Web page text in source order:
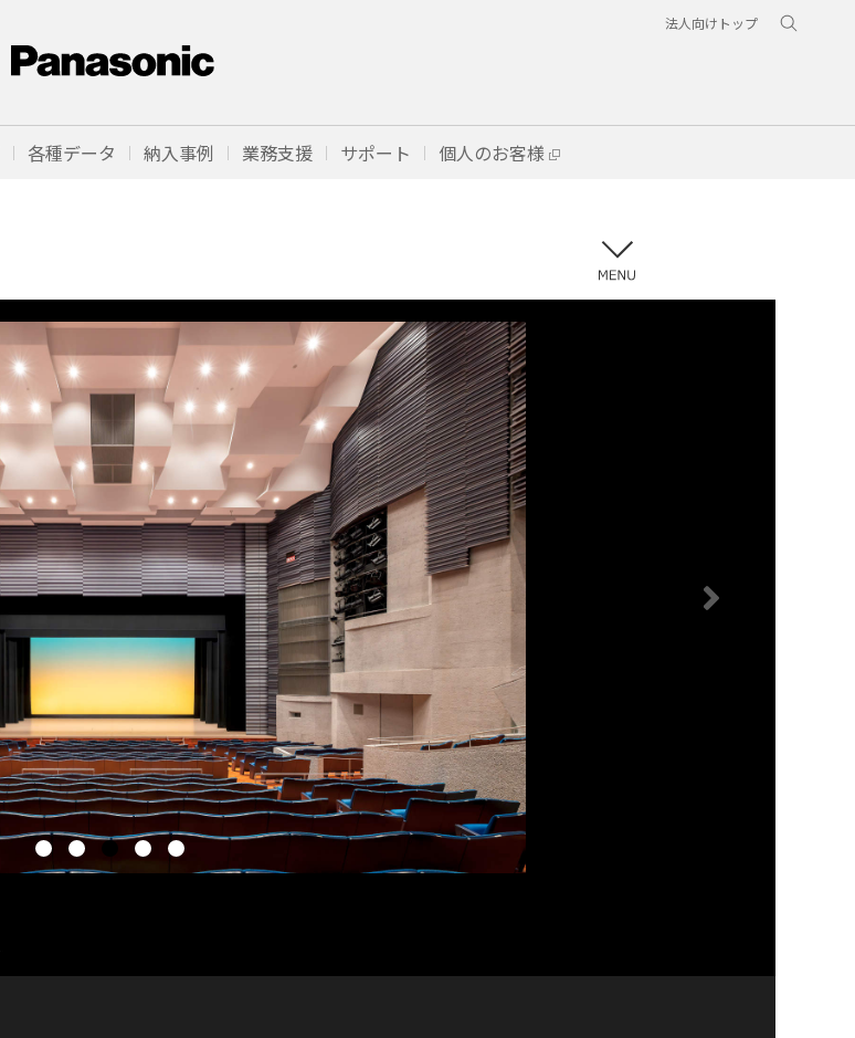
法人向けトップ
各種データ 納入事例 業務支援 サポート 個人のお客様